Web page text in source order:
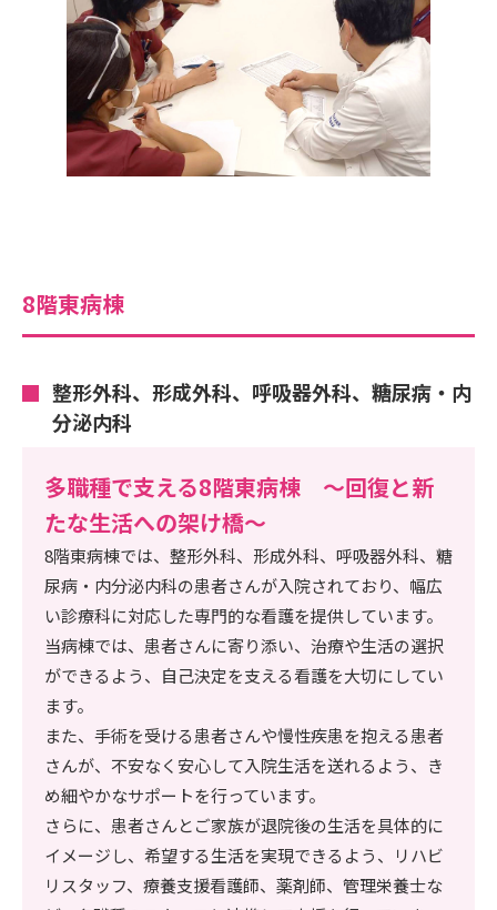
8階東病棟
整形外科、形成外科、呼吸器外科、糖尿病・内
分泌内科
多職種で支える8階東病棟 ～回復と新
たな生活への架け橋～
8階東病棟では、整形外科、形成外科、呼吸器外科、糖
尿病・内分泌内科の患者さんが入院されており、幅広
い診療科に対応した専門的な看護を提供しています。
当病棟では、患者さんに寄り添い、治療や生活の選択
ができるよう、自己決定を支える看護を大切にしてい
ます。
また、手術を受ける患者さんや慢性疾患を抱える患者
さんが、不安なく安心して入院生活を送れるよう、き
め細やかなサポートを行っています。
さらに、患者さんとご家族が退院後の生活を具体的に
イメージし、希望する生活を実現できるよう、リハビ
リスタッフ、療養支援看護師、薬剤師、管理栄養士な